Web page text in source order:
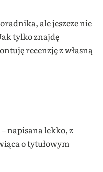
ale jeszcze nie
tylko znajdę
recenzję z własną
napisana lekko, z
o tytułowym